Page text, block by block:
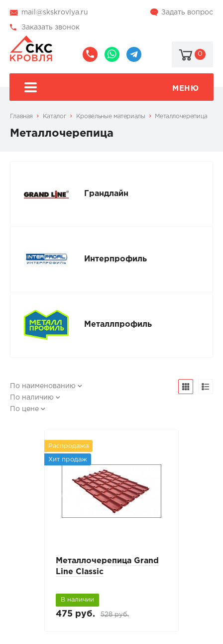
mail@skskrovlya.ru Задать вопрос
Заказать звонок
0
МЕНЮ
Главная Каталог Кровельные материалы Металлочерепица
Металлочерепица
Грандлайн
Интерпрофиль
Металлпрофиль
По наименованию
По наличию
По цене
Распродажа
Хит продаж
Металлочерепица Grand
Line Classic
В наличии
475 руб. 528 руб.